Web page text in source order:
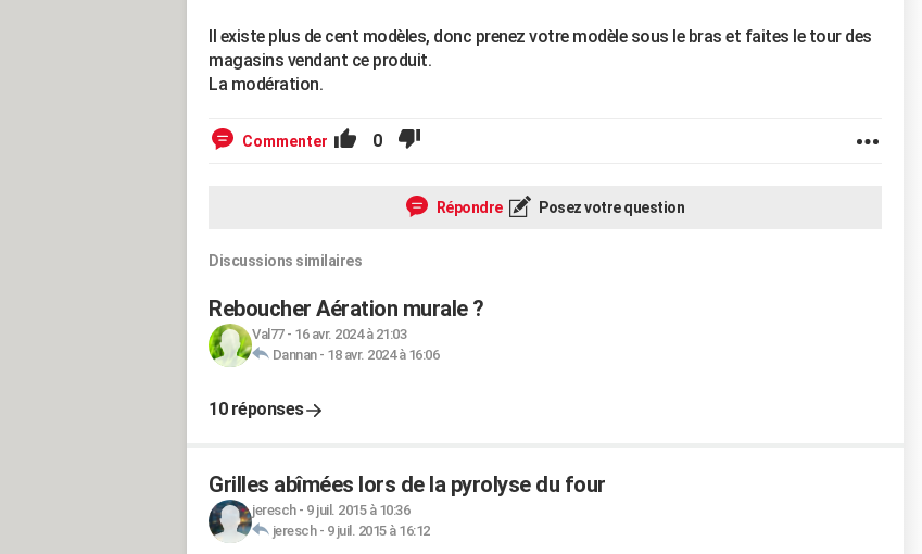
Il existe plus de cent modèles, donc prenez votre modèle sous le bras et faites le tour des
magasins vendant ce produit.
La modération.
Commenter 0
Répondre Posez votre question
Discussions similaires
Reboucher Aération murale ?
Val77- 16 avr. 2024 à 21:03
Dannan- 18 avr. 2024 à 16:06
10 réponses
Grilles abîmées lors de la pyrolyse du four
jeresch- 9 juil. 2015 à 10:36
jeresch- 9 juil. 2015 à 16:12